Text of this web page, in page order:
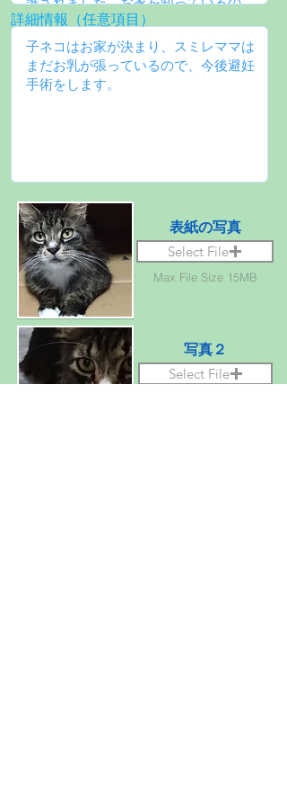
詳細情報（任意項目）
表紙の写真
Select File
Max File Size 15MB
写真２
Select File